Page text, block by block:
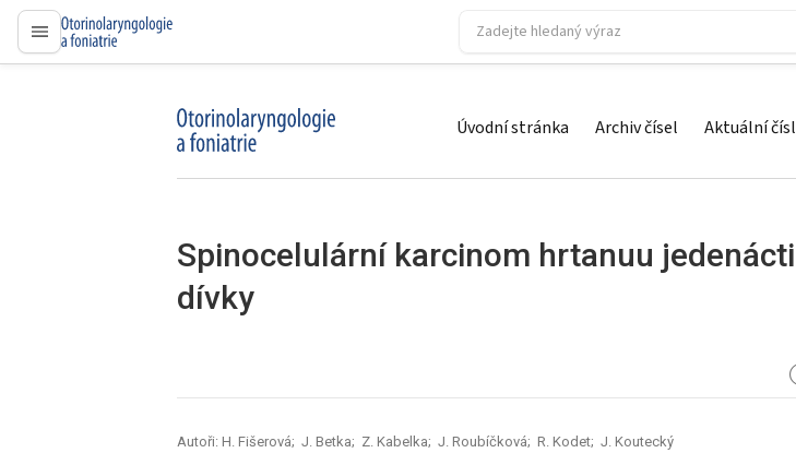
proLékaře.cz
proLékaře.cz Úvodní stránka Archiv čísel Aktuální
Spinocelulární karcinom hrtanuu
dívky
Autoři: H. Fišerová; J. Betka; Z. Kabelka; J. Roubíčková; R. Kodet; J. Koutecký